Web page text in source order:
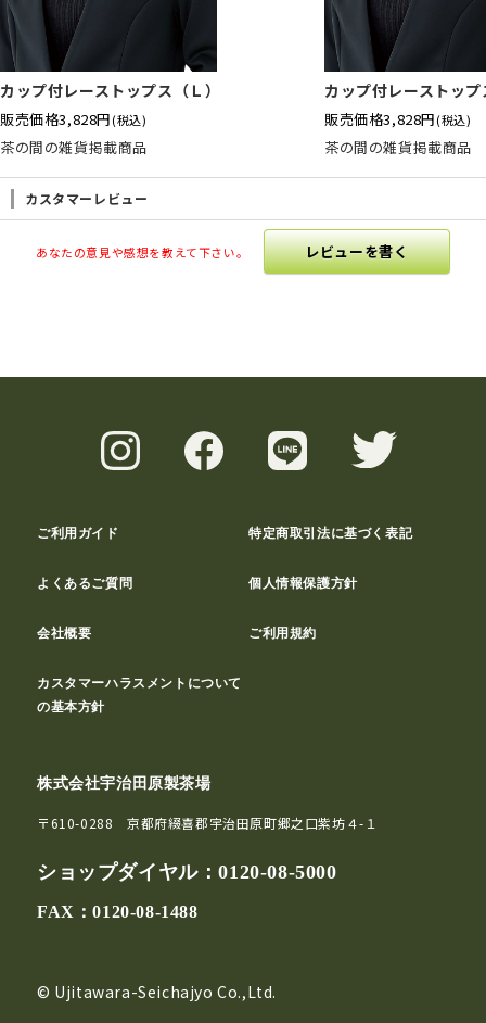
カップ付レーストップス（Ｌ）
販売価格3,828円(税込)
茶の間の雑貨掲載商品
カップ付レーストッ
販売価格3,828円(税込)
茶の間の雑貨掲載商品
カスタマーレビュー
あなたの意見や感想を教えて下さい。 レビューを書く
ご利用ガイド 特定商取引法に基づく表記
よくあるご質問 個人情報保護方針
会社概要 ご利用規約
カスタマーハラスメントについて
の基本方針
株式会社宇治田原製茶場
〒610-0288 京都府綴喜郡宇治田原町郷之口紫坊４-１
ショップダイヤル：0120-08-5000
FAX：0120-08-1488
© Ujitawara-Seichajyo Co.,Ltd.